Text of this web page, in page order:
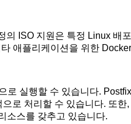
ISO 지원은 특정 Linux 배
애플리케이션을 위한
실행할 수 있습니다.
로 처리할 수 있습니다. 또한
소스를 갖추고 있습니다.